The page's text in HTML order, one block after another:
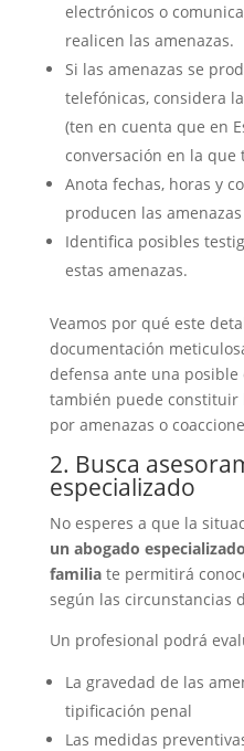
electrónicos o
realicen las amenazas.
Si las amenazas se
telefónicas, considera
(ten en cuenta que en
conversación en la que
Anota fechas, horas y
producen las
Identifica posibles
estas amenazas.
Veamos por qué este
documentación
defensa ante una
también puede constituir
por amenazas o
2. Busca
especializado
No esperes a que la
un abogado
familiate permitirá
según las circunstancias
Un profesional podrá
La gravedad de las
tipificación penal
Las medidas